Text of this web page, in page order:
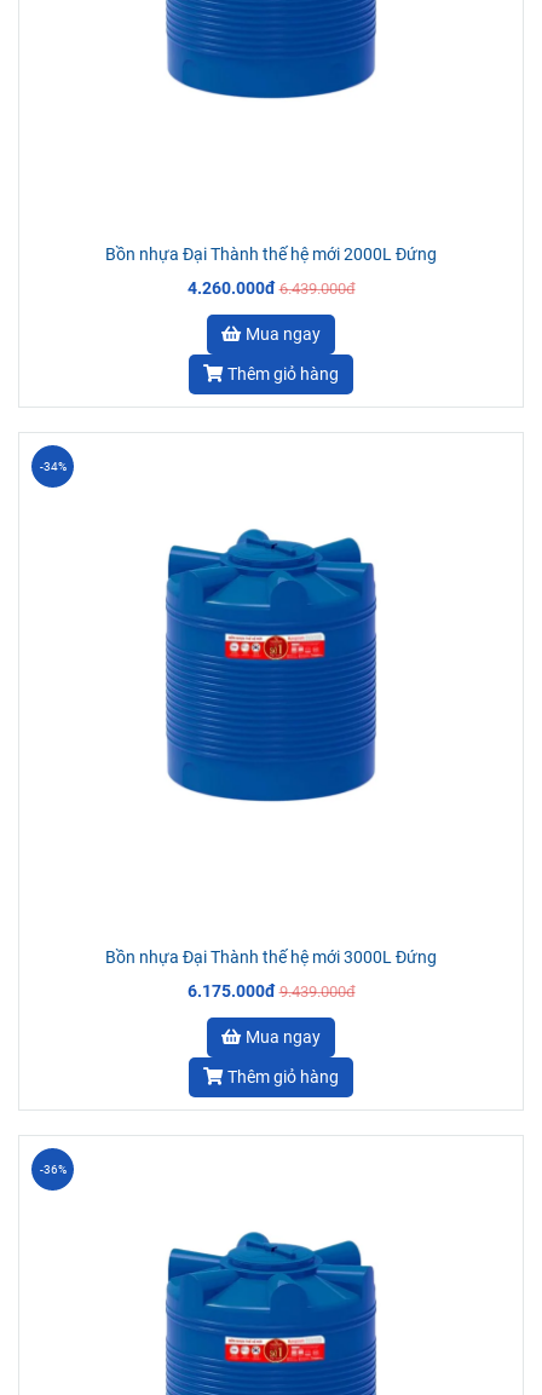
Bồn nhựa Đại Thành thế hệ mới 2000L Đứng
4.260.000đ 6.439.000đ
Mua ngay
Thêm giỏ hàng
Bồn nhựa Đại Thành thế hệ mới 3000L Đứng
6.175.000đ 9.439.000đ
-34%
Mua ngay
Thêm giỏ hàng
-36%